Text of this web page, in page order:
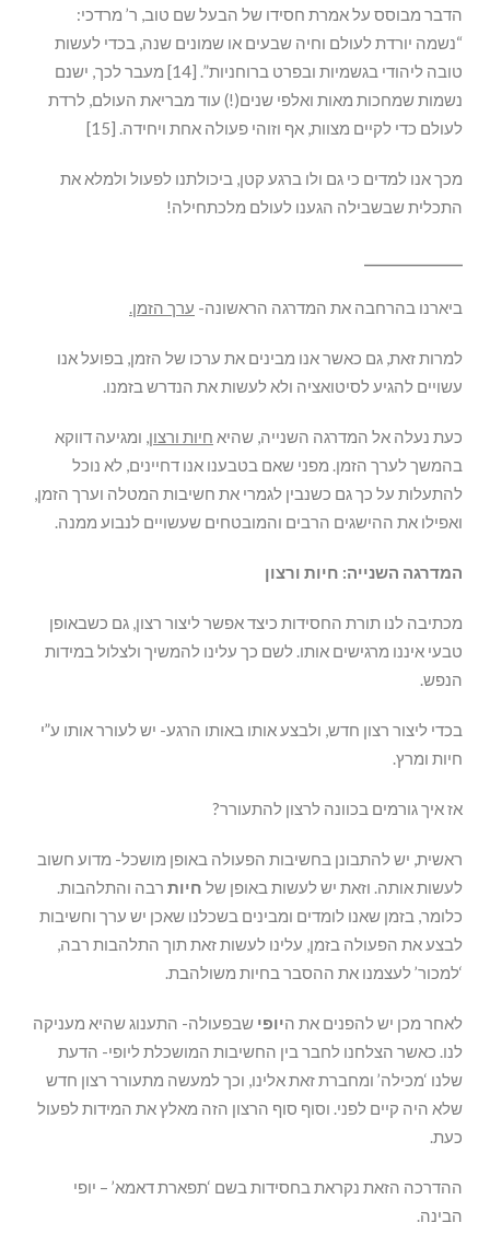
הדבר מבוסס על אמרת חסידו של הבעל שם טוב, ר’ מרדכי:
“נשמה יורדת לעולם וחיה שבעים או שמונים שנה, בכדי לעשות
טובה ליהודי בגשמיות ובפרט ברוחניות”. [14] מעבר לכך, ישנם
נשמות שמחכות מאות ואלפי שנים(!) עוד מבריאת העולם, לרדת
לעולם כדי לקיים מצוות, אף וזוהי פעולה אחת ויחידה. [15]
מכך אנו למדים כי גם ולו ברגע קטן, ביכולתנו לפעול ולמלא את
התכלית שבשבילה הגענו לעולם מלכתחילה!
ביארנו בהרחבה את המדרגה הראשונה- ערך הזמן.
למרות זאת, גם כאשר אנו מבינים את ערכו של הזמן, בפועל אנו
עשויים להגיע לסיטואציה ולא לעשות את הנדרש בזמנו.
כעת נעלה אל המדרגה השנייה, שהיא חיות ורצון, ומגיעה דווקא
בהמשך לערך הזמן. מפני שאם בטבענו אנו דחיינים, לא נוכל
להתעלות על כך גם כשנבין לגמרי את חשיבות המטלה וערך הזמן,
ואפילו את ההישגים הרבים והמובטחים שעשויים לנבוע ממנה.
המדרגה השנייה: חיות ורצון
מכתיבה לנו תורת החסידות כיצד אפשר ליצור רצון, גם כשבאופן
טבעי איננו מרגישים אותו. לשם כך עלינו להמשיך ולצלול במידות
הנפש.
בכדי ליצור רצון חדש, ולבצע אותו באותו הרגע- יש לעורר אותו ע”י
חיות ומרץ.
אז איך גורמים בכוונה לרצון להתעורר?
ראשית, יש להתבונן בחשיבות הפעולה באופן מושכל- מדוע חשוב
לעשות אותה. וזאת יש לעשות באופן של חיות רבה והתלהבות.
כלומר, בזמן שאנו לומדים ומבינים בשכלנו שאכן יש ערך וחשיבות
לבצע את הפעולה בזמן, עלינו לעשות זאת תוך התלהבות רבה,
‘למכור’ לעצמנו את ההסבר בחיות משולהבת.
לאחר מכן יש להפנים את היופי שבפעולה- התענוג שהיא מעניקה
לנו. כאשר הצלחנו לחבר בין החשיבות המושכלת ליופי- הדעת
שלנו ‘מכילה’ ומחברת זאת אלינו, וכך למעשה מתעורר רצון חדש
שלא היה קיים לפני. וסוף סוף הרצון הזה מאלץ את המידות לפעול
כעת.
ההדרכה הזאת נקראת בחסידות בשם ‘תפארת דאמא’ – יופי
הבינה.